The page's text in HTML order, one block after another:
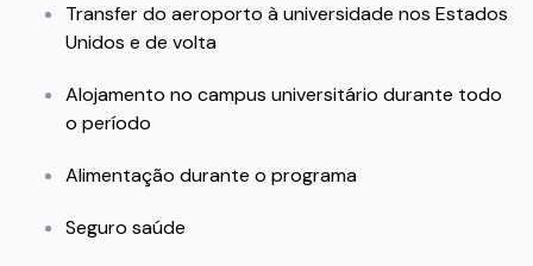
Transfer do aeroporto à universidade nos Estados
Unidos e de volta
Alojamento no campus universitário durante todo
o período
Alimentação durante o programa
Seguro saúde